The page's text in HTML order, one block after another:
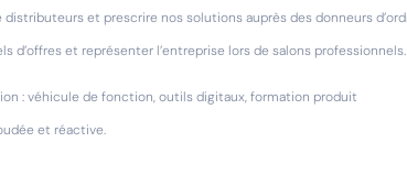
distributeurs et prescrire nos solutions auprès des donneurs
d’offres et représenter l’entreprise lors de salons professionnels.
: véhicule de fonction, outils digitaux, formation produit
et réactive.